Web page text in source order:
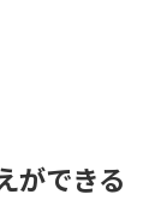
ができる